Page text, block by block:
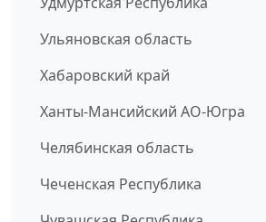
Ульяновская область
Хабаровский край
Ханты-Мансийский АО-Югра
Челябинская область
Чеченская Республика